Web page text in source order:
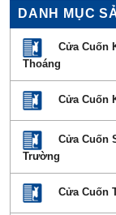
DANH MỤC
Cửa Cuốn
Thoáng
Cửa Cuốn
Cửa Cuốn
Trường
Cửa Cuốn